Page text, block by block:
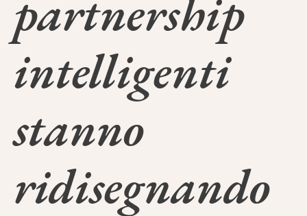
partnership
intelligenti
stanno
ridisegnando